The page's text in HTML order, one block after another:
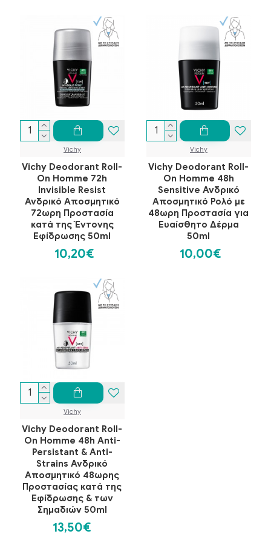
Vichy
Vichy Deodorant Roll-
On Homme 72h
Invisible Resist
Ανδρικό Αποσμητικό
72ωρη Προστασία
κατά της Έντονης
Εφίδρωσης 50ml
10,20€
Vichy
Vichy Deodorant Roll-
On Homme 48h
Sensitive Ανδρικό
Αποσμητικό Ρολό με
48ωρη Προστασία για
Ευαίσθητο Δέρμα
50ml
10,00€
Vichy
Vichy Deodorant Roll-
On Homme 48h Anti-
Persistant & Anti-
Strains Ανδρικό
Αποσμητικό 48ωρης
Προστασίας κατά της
Εφίδρωσης & των
Σημαδιών 50ml
13,50€